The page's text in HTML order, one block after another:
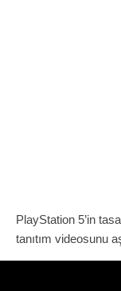
PlayStation 5’in
tanıtım videosunu